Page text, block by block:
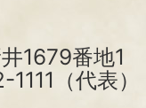
1679番地1
（代表）